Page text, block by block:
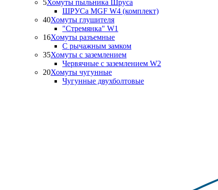
5Хомуты пыльника Шруса
ШРУСа MGF W4 (комплект)
40Хомуты глушителя
"Стремянка" W1
16Хомуты разъемные
С рычажным замком
35Хомуты с заземлением
Червячные с заземлением W2
20Хомуты чугунные
Чугунные двухболтовые